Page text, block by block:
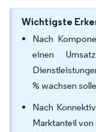
Wichtigste
Nach
einen
% wachsen
Nach
Marktanteil von